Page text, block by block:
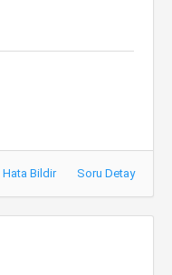
Hata Bildir Soru Detay